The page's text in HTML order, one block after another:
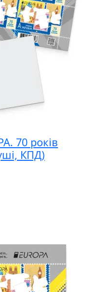
70 років
КПД)